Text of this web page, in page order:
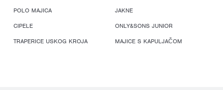
POLO MAJICA
JAKNE
CIPELE
ONLY&SONS JUNIOR
TRAPERICE USKOG KROJA
MAJICE S KAPULJAČOM